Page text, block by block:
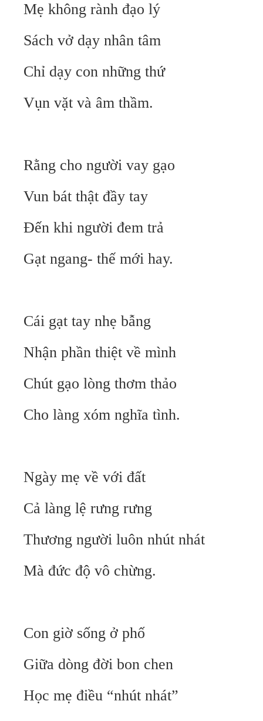
Mẹ không rành đạo lý
Sách vở dạy nhân tâm
Chỉ dạy con những thứ
Vụn vặt và âm thầm.
Rằng cho người vay gạo
Vun bát thật đầy tay
Đến khi người đem trả
Gạt ngang- thế mới hay.
Cái gạt tay nhẹ bẫng
Nhận phần thiệt về mình
Chút gạo lòng thơm thảo
Cho làng xóm nghĩa tình.
Ngày mẹ về với đất
Cả làng lệ rưng rưng
Thương người luôn nhút nhát
Mà đức độ vô chừng.
Con giờ sống ở phố
Giữa dòng đời bon chen
Học mẹ điều “nhút nhát”